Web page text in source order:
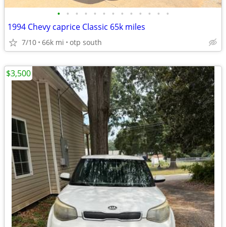
• • • • • • • • • • • • •
1994 Chevy caprice Classic 65k miles
7/10 66k mi otp south
$3,500